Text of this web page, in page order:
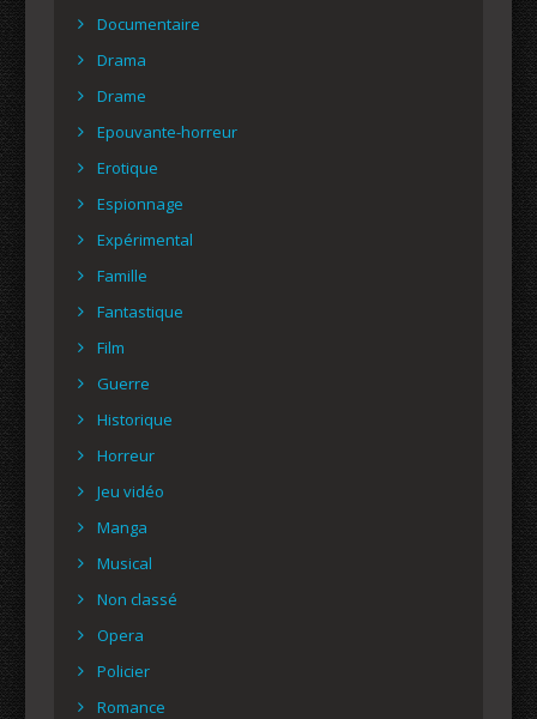
Documentaire
Drama
Drame
Epouvante-horreur
Erotique
Espionnage
Expérimental
Famille
Fantastique
Film
Guerre
Historique
Horreur
Jeu vidéo
Manga
Musical
Non classé
Opera
Policier
Romance